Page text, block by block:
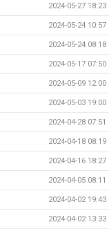
2024-05-27 18:23
2024-05-24 10:57
2024-05-24 08:18
2024-05-17 07:50
2024-05-09 12:00
2024-05-03 19:00
2024-04-28 07:51
2024-04-18 08:19
2024-04-16 18:27
2024-04-05 08:11
2024-04-02 19:43
2024-04-02 13:33